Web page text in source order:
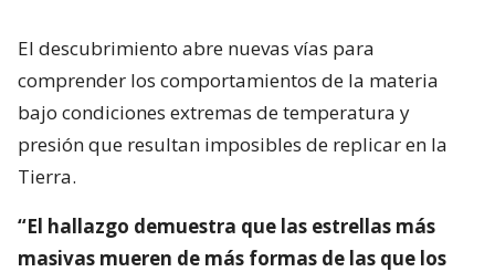
El descubrimiento abre nuevas vías para
comprender los comportamientos de la materia
bajo condiciones extremas de temperatura y
presión que resultan imposibles de replicar en la
Tierra.
“El hallazgo demuestra que las estrellas más
masivas mueren de más formas de las que los